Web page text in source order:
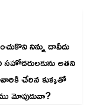
నిన్ను దావీదు
అతని
చేరిన కుక్కతో
మోపుదువా?